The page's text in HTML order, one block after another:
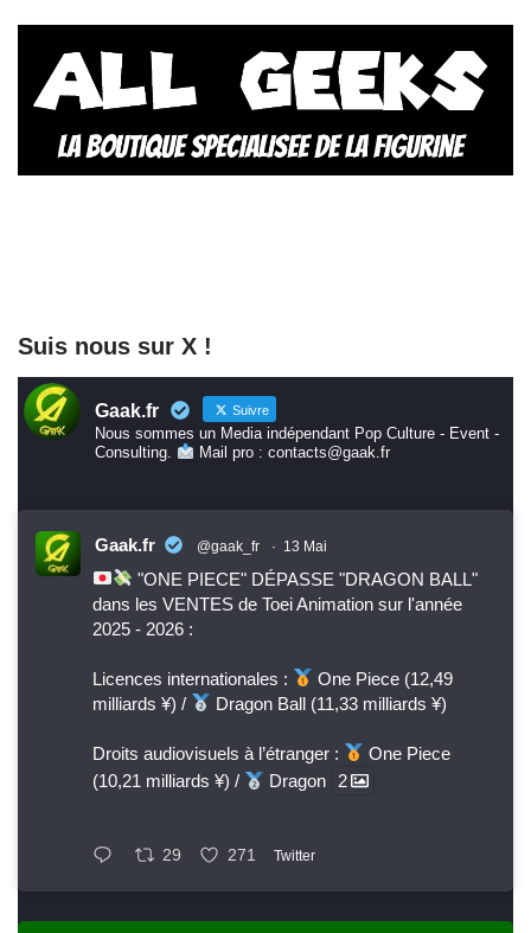
Suis nous sur X !
Gaak.fr Suivre
Nous sommes un Media indépendant Pop Culture - Event -
Consulting.
Mail pro : contacts@gaak.fr
Gaak.fr @gaak_fr · 13 Mai
"ONE PIECE" DÉPASSE "DRAGON BALL"
dans les VENTES de Toei Animation sur l'année
2025 - 2026 :
Licences internationales :
One Piece (12,49
milliards ¥) /
Dragon Ball (11,33 milliards ¥)
Droits audiovisuels à l’étranger :
One Piece
(10,21 milliards ¥) /
Dragon 2
29 271 Twitter